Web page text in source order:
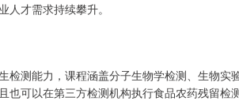
人才需求持续攀升。
检测能力，课程涵盖分子生物学检测、生物
也可以在第三方检测机构执行食品农药残留